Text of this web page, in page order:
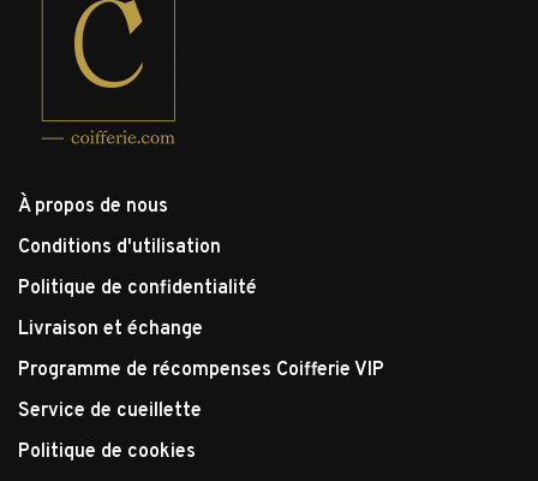
À propos de nous
Conditions d'utilisation
Politique de confidentialité
Livraison et échange
Programme de récompenses Coifferie VIP
Service de cueillette
Politique de cookies